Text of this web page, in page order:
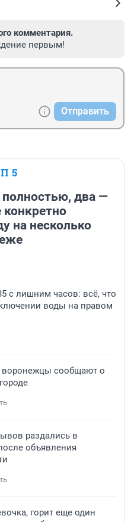
комментария.
первым!
Отправить
5
два —
конкретно
на несколько
с лишним часов: всё, что
воды на правом
воронежцы сообщают о
раздались в
объявления
горит еще один